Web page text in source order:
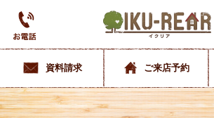
資料請求 ご来店予約